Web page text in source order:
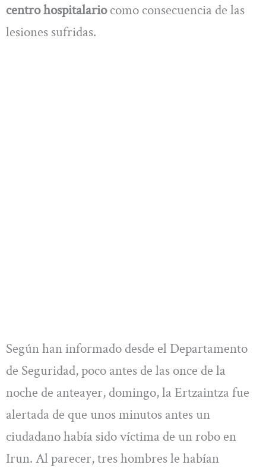
centro hospitalariocomo consecuencia de las
lesiones sufridas.
Según han informado desde el Departamento
de Seguridad, poco antes de las once de la
noche de anteayer, domingo, la Ertzaintza fue
alertada de que unos minutos antes un
ciudadano había sido víctima de un robo en
Irun. Al parecer, tres hombres le habían